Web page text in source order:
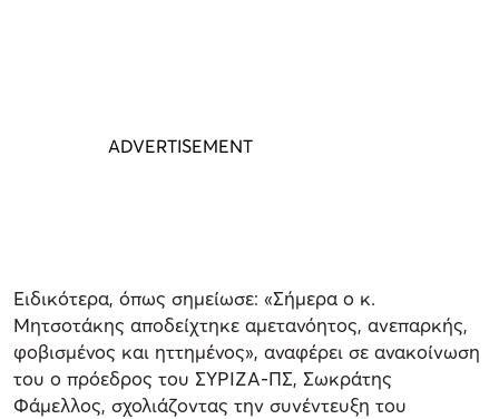
Ειδικότερα, όπως σημείωσε: «Σήμερα ο κ.
Μητσοτάκης αποδείχτηκε αμετανόητος, ανεπαρκής,
φοβισμένος και ηττημένος», αναφέρει σε ανακοίνωση
του ο πρόεδρος του ΣΥΡΙΖΑ-ΠΣ, Σωκράτης
Φάμελλος, σχολιάζοντας την συνέντευξη του